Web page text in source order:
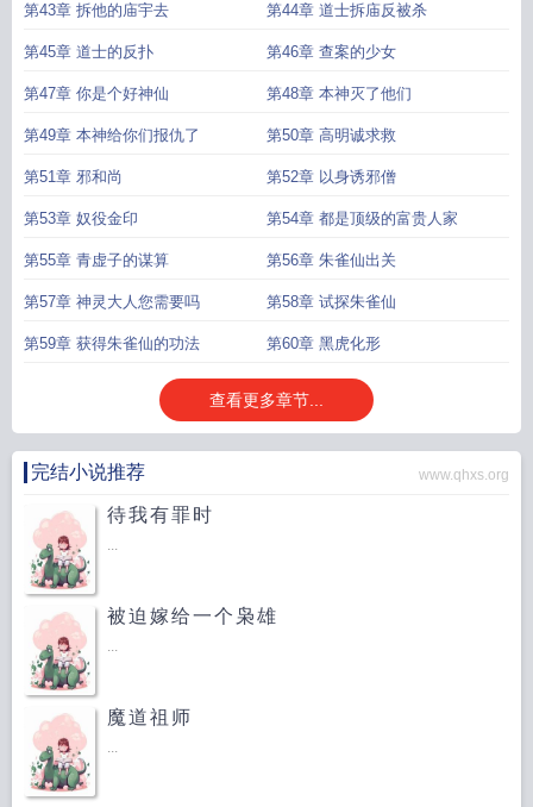
第43章 拆他的庙宇去 第44章 道士拆庙反被杀
第45章 道士的反扑 第46章 查案的少女
第47章 你是个好神仙 第48章 本神灭了他们
第49章 本神给你们报仇了 第50章 高明诚求救
第51章 邪和尚 第52章 以身诱邪僧
第53章 奴役金印 第54章 都是顶级的富贵人家
第55章 青虚子的谋算 第56章 朱雀仙出关
第57章 神灵大人您需要吗 第58章 试探朱雀仙
第59章 获得朱雀仙的功法 第60章 黑虎化形
查看更多章节...
完结小说推荐 www.qhxs.org
待我有罪时
...
被迫嫁给一个枭雄
...
魔道祖师
...